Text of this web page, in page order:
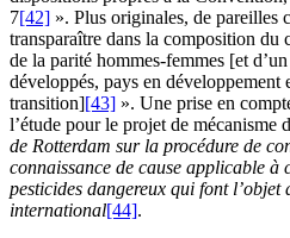
7[42] ». Plus originales, de pareilles
transparaître dans la composition du
de la parité hommes-femmes [et
développés, pays en développement
transition][43] ». Une prise en
l’étude pour le projet de mécanisme
de Rotterdam sur la procédure de
connaissance de cause applicable à
pesticides dangereux qui font l’objet
international[44].